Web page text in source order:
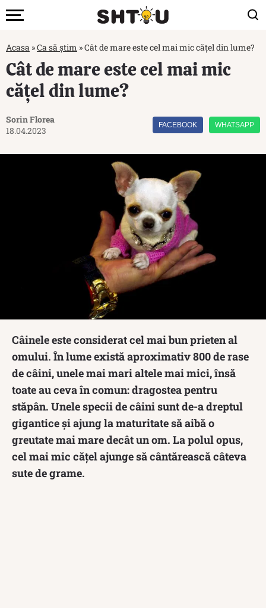
Acasa »Ca să știm »Cât de mare este cel mai mic cățel din lume?
Cât de mare este cel mai mic
cățel din lume?
Sorin Florea
18.04.2023
FACEBOOK WHATSAPP
Câinele este considerat cel mai bun prieten al
omului. În lume există aproximativ 800 de rase
de câini, unele mai mari altele mai mici, însă
toate au ceva în comun: dragostea pentru
stăpân. Unele specii de câini sunt de-a dreptul
gigantice și ajung la maturitate să aibă o
greutate mai mare decât un om. La polul opus,
cel mai mic cățel ajunge să cântărească câteva
sute de grame.